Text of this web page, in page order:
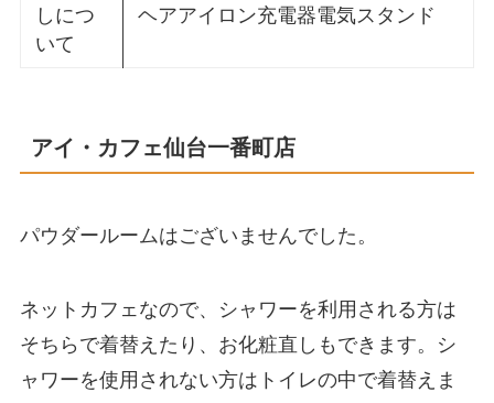
しにつ
いて
ヘアアイロン充電器電気スタンド
アイ・カフェ仙台一番町店
パウダールームはございませんでした。
ネットカフェなので、シャワーを利用される方は
そちらで着替えたり、お化粧直しもできます。シ
ャワーを使用されない方はトイレの中で着替えま